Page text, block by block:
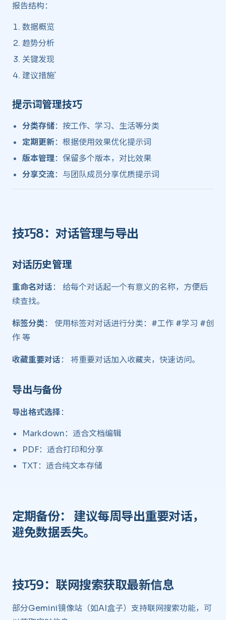
报告结构：
数据概览
趋势分析
关键发现
建议措施`
提示词管理技巧 ​
分类存储：按工作、学习、生活等分类
定期更新：根据使用效果优化提示词
版本管理：保留多个版本，对比效果
分享交流：与团队成员分享优质提示词
技巧8：对话管理与导出 ​
对话历史管理 ​
重命名对话： 给每个对话起一个有意义的名称，方便后
续查找。
标签分类： 使用标签对对话进行分类：#工作 #学习 #创
作 等
收藏重要对话： 将重要对话加入收藏夹，快速访问。
导出与备份 ​
导出格式选择：
Markdown：适合文档编辑
PDF：适合打印和分享
TXT：适合纯文本存储
定期备份： 建议每周导出重要对话，
避免数据丢失。
技巧9：联网搜索获取最新信息 ​
部分Gemini镜像站（如AI盒子）支持联网搜索功能，可